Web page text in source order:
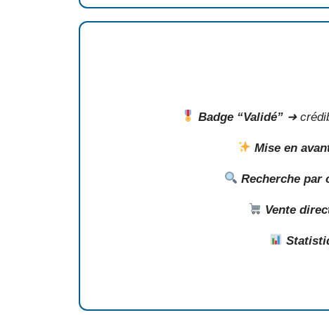
Badge “Validé”➜
Mise en
Recherche par
Vente